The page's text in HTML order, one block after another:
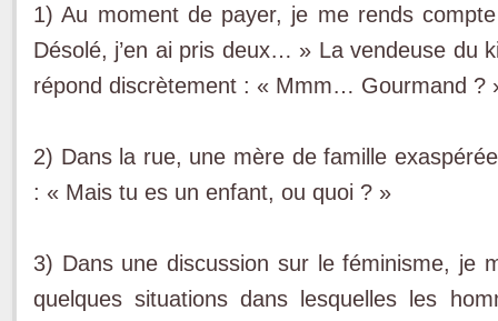
1) Au moment de payer, je me rends
Désolé, j’en ai pris deux… » La vendeuse du
répond discrètement : « Mmm… Gourmand ?
2) Dans la rue, une mère de famille
: « Mais tu es un enfant, ou quoi ? »
3) Dans une discussion sur le féminisme, je
quelques situations dans lesquelles les